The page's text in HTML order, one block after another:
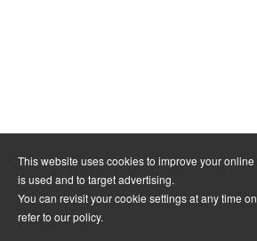
This website uses cookies to improve your
is used and to target advertising.
You can revisit your cookie settings at any time
refer to our policy.